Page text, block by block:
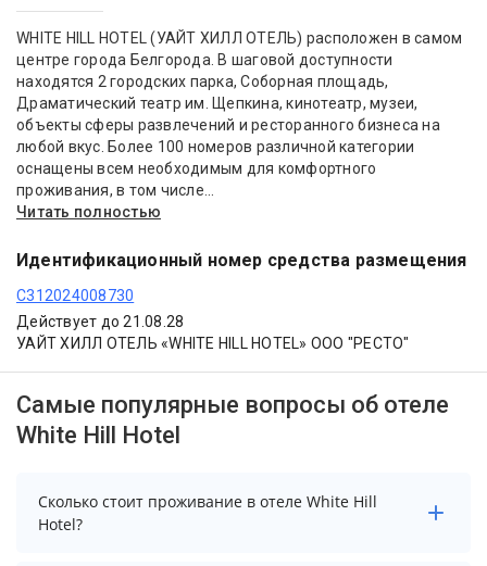
WHITE HILL HOTEL (УАЙТ ХИЛЛ ОТЕЛЬ) расположен в самом
центре города Белгорода. В шаговой доступности
находятся 2 городских парка, Соборная площадь,
Драматический театр им. Щепкина, кинотеатр, музеи,
объекты сферы развлечений и ресторанного бизнеса на
любой вкус. Более 100 номеров различной категории
оснащены всем необходимым для комфортного
проживания, в том числе...
Читать полностью
Идентификационный номер средства размещения
С312024008730
Действует до 21.08.28
УАЙТ ХИЛЛ ОТЕЛЬ «WHITE HILL HOTEL» ООО "РЕСТО"
Самые популярные вопросы об отеле
White Hill Hotel
Сколько стоит проживание в отеле White Hill
Hotel?